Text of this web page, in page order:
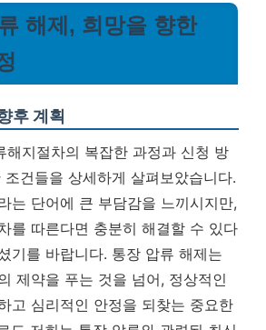
해제, 희망을 향한
후 계획
해지절차의 복잡한 과정과 신청 방
건들을 상세하게 살펴보았습니다.
는 단어에 큰 부담감을 느끼시지만,
를 따른다면 충분히 해결할 수 있다
기를 바랍니다. 통장 압류 해제는
제약을 푸는 것을 넘어, 정상적인
고 심리적인 안정을 되찾는 중요한